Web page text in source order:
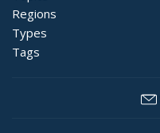
Regions
Types
Tags